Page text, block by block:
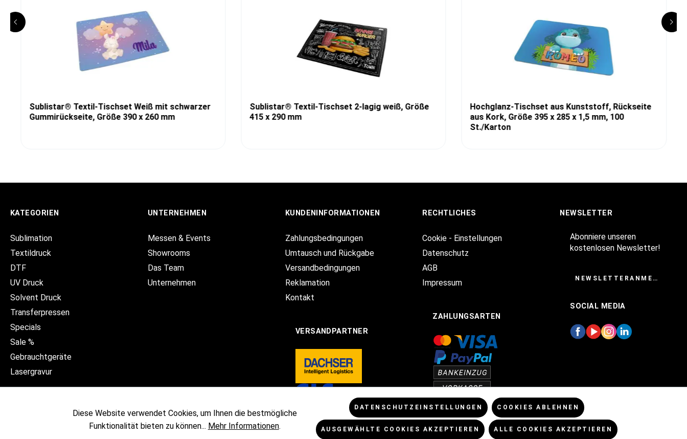
Sublistar® Textil-Tischset Weiß mit schwarzer
Gummirückseite, Größe 390 x 260 mm
Sublistar® Textil-Tischset 2-lagig weiß, Größe
415 x 290 mm
Hochglanz-Tischset aus Kunststoff, Rückseite
aus Kork, Größe 395 x 285 x 1,5 mm, 100
St./Karton
KATEGORIEN
Sublimation
Textildruck
DTF
UV Druck
Solvent Druck
Transferpressen
Specials
Sale %
Gebrauchtgeräte
Lasergravur
UNTERNEHMEN
Messen & Events
Showrooms
Das Team
Unternehmen
KUNDENINFORMATIONEN
Zahlungsbedingungen
Umtausch und Rückgabe
Versandbedingungen
Reklamation
Kontakt
VERSANDPARTNER
RECHTLICHES
Cookie - Einstellungen
Datenschutz
AGB
Impressum
ZAHLUNGSARTEN
NEWSLETTER
Abonniere unseren
kostenlosen Newsletter!
NEWSLETTERANMELDUNG
SOCIAL MEDIA
Diese Website verwendet Cookies, um Ihnen die bestmögliche
Funktionalität bieten zu können... Mehr Informationen.
DATENSCHUTZEINSTELLUNGEN COOKIES ABLEHNEN
AUSGEWÄHLTE COOKIES AKZEPTIEREN ALLE COOKIES AKZEPTIEREN